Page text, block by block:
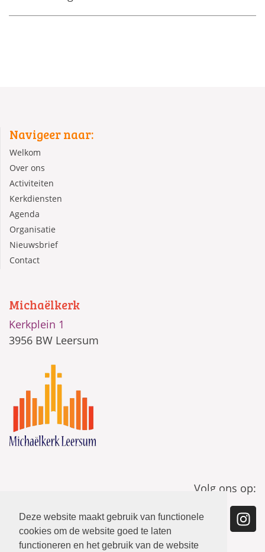
Deze website maakt gebruik van functionele
cookies om de website goed te laten
functioneren en het gebruik van de website
Navigeer naar:
Welkom
Over ons
Activiteiten
Kerkdiensten
Agenda
Organisatie
Nieuwsbrief
Contact
Michaëlkerk
Kerkplein 1
3956 BW Leersum
Volg ons op: